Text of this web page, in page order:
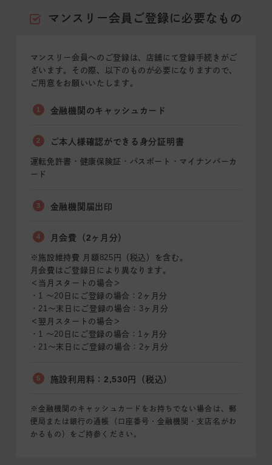
マンスリー会員ご登録に必要なもの
マンスリー会員へのご登録は、店舗にて登録手続きがご
ざいます。その際、以下のものが必要になりますので、
ご用意をお願いいたします。
1 金融機関のキャッシュカード
2 ご本人様確認ができる身分証明書
運転免許書・健康保険証・パスポート・マイナンバーカ
ード
3 金融機関届出印
4 月会費（2ヶ月分）
※施設維持費 月額825円（税込）を含む。
月会費はご登録日により異なります。
＜当月スタートの場合＞
・1 〜20日にご登録の場合：2ヶ月分
・21〜末日にご登録の場合：3ヶ月分
＜翌月スタートの場合＞
・1 〜20日にご登録の場合：1ヶ月分
・21〜末日にご登録の場合：2ヶ月分
5 施設利用料：2,530円（税込）
※金融機関のキャッシュカードをお持ちでない場合は、郵
便局または銀行の通帳（口座番号・金融機関・支店名がわ
かるもの）をご持参ください。